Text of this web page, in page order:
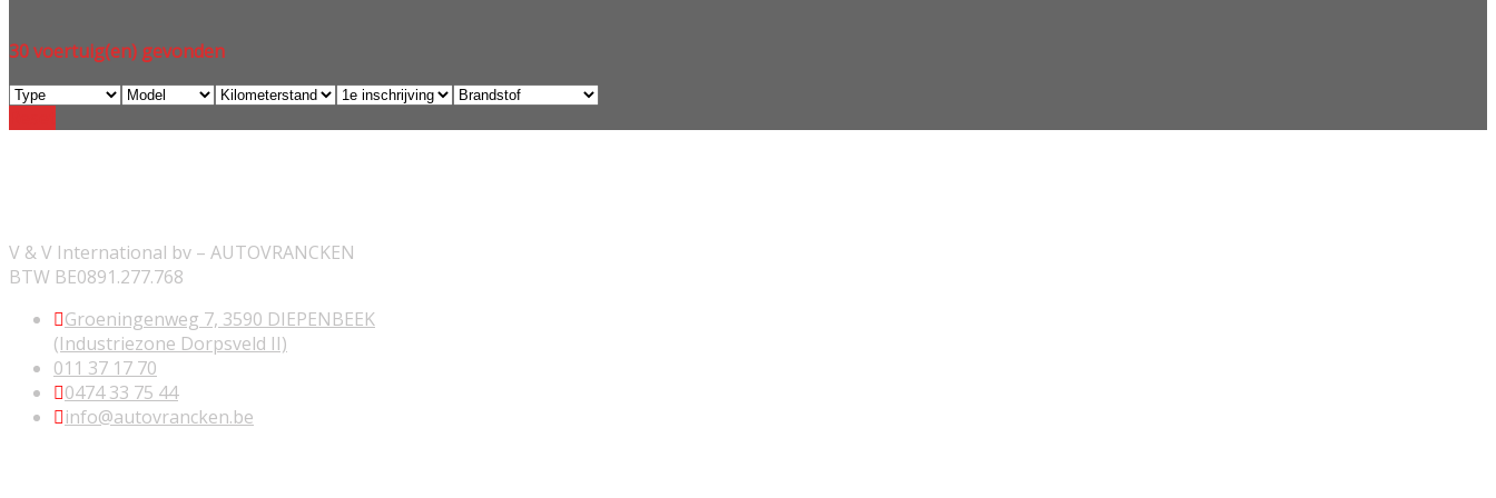
30voertuig(en) gevonden
V & V International bv – AUTOVRANCKEN
BTW BE0891.277.768
Groeningenweg 7, 3590 DIEPENBEEK
(Industriezone Dorpsveld II)
011 37 17 70
0474 33 75 44
info@autovrancken.be